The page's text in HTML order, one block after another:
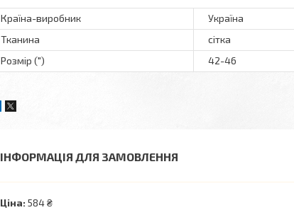
Країна-виробник
Україна
Тканина
сітка
Розмір (")
42-46
ІНФОРМАЦІЯ ДЛЯ ЗАМОВЛЕННЯ
Ціна: 584 ₴